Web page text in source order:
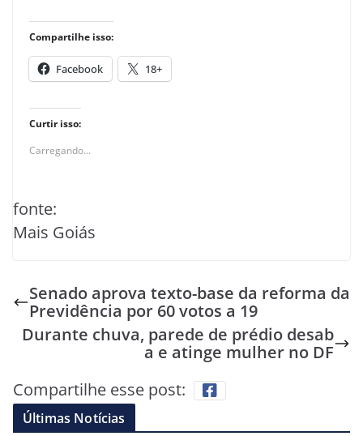
Compartilhe isso:
Facebook 18+
Curtir isso:
Carregando...
fonte:
Mais Goiás
Senado aprova texto-base da reforma da
Previdência por 60 votos a 19
Durante chuva, parede de prédio desab
a e atinge mulher no DF
Compartilhe esse post:
Últimas Notícias